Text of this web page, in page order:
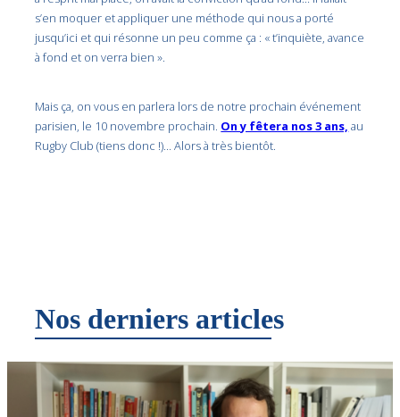
s’en moquer et appliquer une méthode qui nous a porté
jusqu’ici et qui résonne un peu comme ça : « t’inquiète, avance
à fond et on verra bien ».
Mais ça, on vous en parlera lors de notre prochain événement
parisien, le 10 novembre prochain. On y fêtera nos 3 ans, au
Rugby Club (tiens donc !)… Alors à très bientôt.
Nos derniers articles